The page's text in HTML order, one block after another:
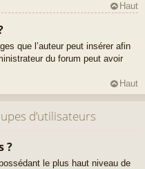
Haut
que l’auteur peut insérer afin
du forum peut avoir
Haut
d’utilisateurs
?
le plus haut niveau de